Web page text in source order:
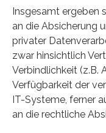
Insgesamt ergeben
an die Absicherung
privater
zwar hinsichtlich
Verbindlichkeit (z.B.
Verfügbarkeit der
IT-Systeme, ferner
an die rechtliche